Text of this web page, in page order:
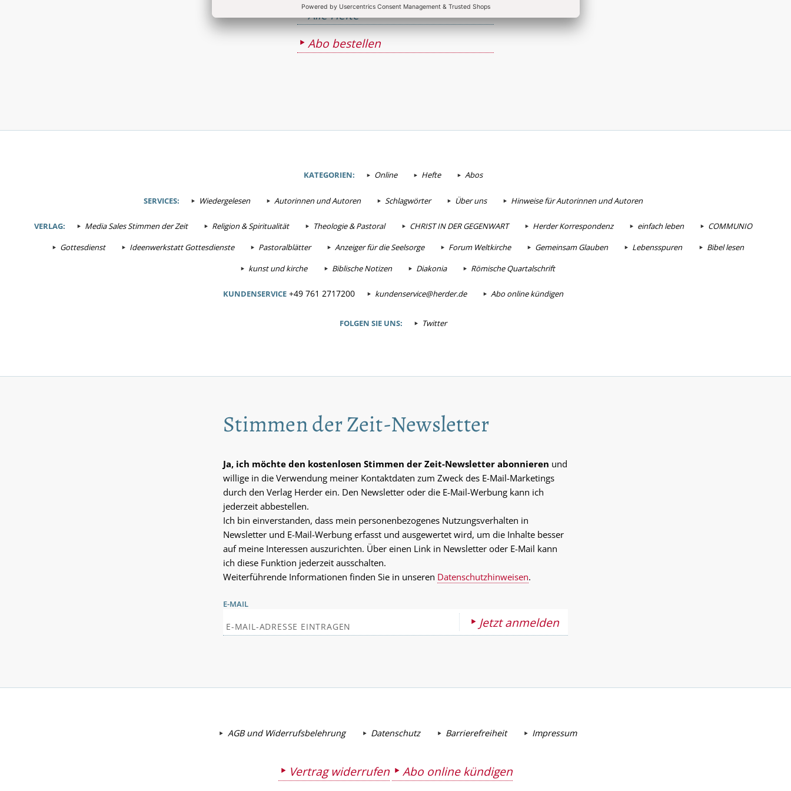
Alle Hefte
Abo bestellen
KATEGORIEN: Online Hefte Abos
SERVICES: Wiedergelesen Autorinnen und Autoren Schlagwörter Über uns Hinweise für Autorinnen und Autoren
VERLAG: Media Sales Stimmen der Zeit Religion & Spiritualität Theologie & Pastoral CHRIST IN DER GEGENWART Herder Korrespondenz einfach leben
COMMUNIO
Gottesdienst
Ideenwerkstatt Gottesdienste Pastoralblätter Anzeiger für die Seelsorge Forum Weltkirche Gemeinsam Glauben Lebensspuren
Bibel lesen
kunst und kirche
Biblische Notizen Diakonia Römische Quartalschrift
KUNDENSERVICE +49 761 2717200 kundenservice@herder.de Abo online kündigen
FOLGEN SIE UNS: Twitter
Stimmen der Zeit-Newsletter
Ja, ich möchte den kostenlosen Stimmen der Zeit-Newsletter abonnieren und
willige in die Verwendung meiner Kontaktdaten zum Zweck des E-Mail-Marketings
durch den Verlag Herder ein. Den Newsletter oder die E-Mail-Werbung kann ich
jederzeit abbestellen.
Ich bin einverstanden, dass mein personenbezogenes Nutzungsverhalten in
Newsletter und E-Mail-Werbung erfasst und ausgewertet wird, um die Inhalte besser
auf meine Interessen auszurichten. Über einen Link in Newsletter oder E-Mail kann
ich diese Funktion jederzeit ausschalten.
Weiterführende Informationen finden Sie in unseren Datenschutzhinweisen.
E-MAIL
Jetzt anmelden
AGB und Widerrufsbelehrung Datenschutz Barrierefreiheit Impressum
Vertrag widerrufen Abo online kündigen